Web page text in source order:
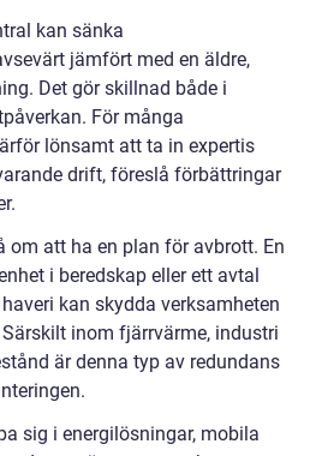
kan sänka
jämfört med en äldre,
Det gör skillnad både i
För många
lönsamt att ta in expertis
drift, föreslå förbättringar
om att ha en plan för avbrott. En
i beredskap eller ett avtal
kan skydda verksamheten
inom fjärrvärme, industri
är denna typ av redundans
sig i energilösningar, mobila